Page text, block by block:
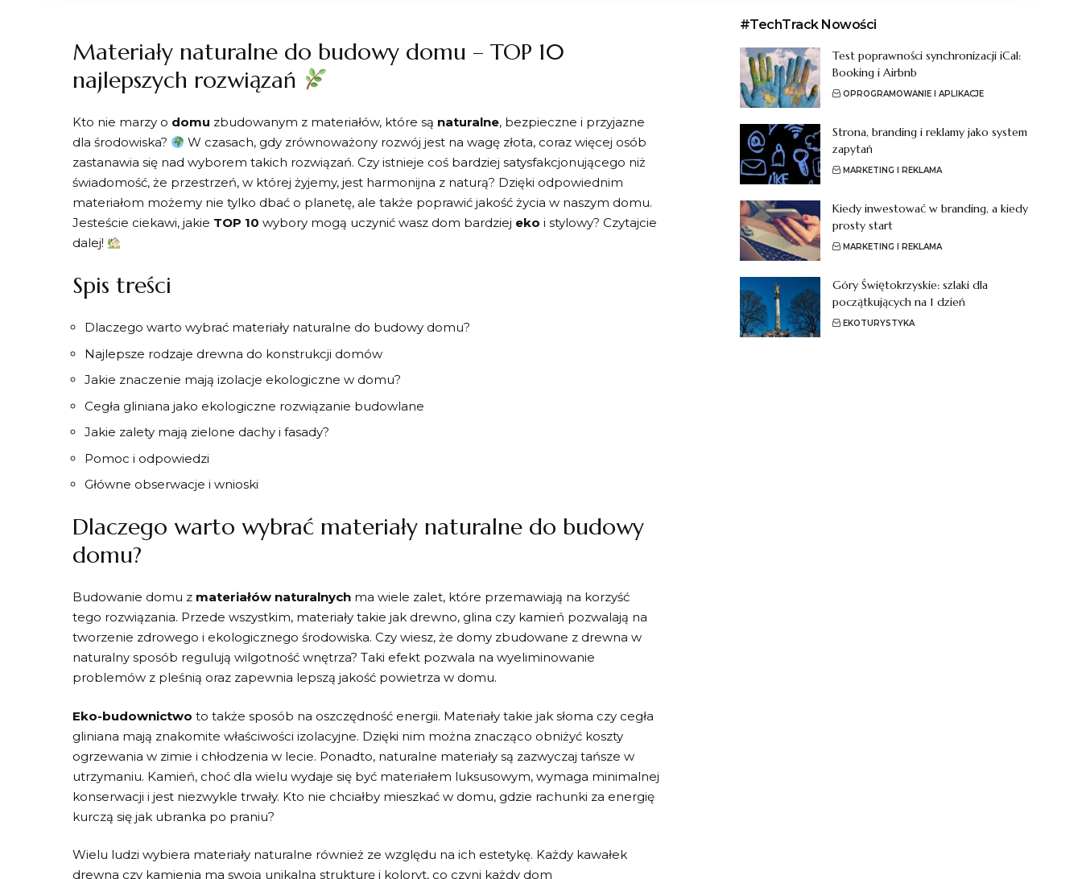
Materiały naturalne do budowy domu – TOP 10
najlepszych rozwiązań
Kto nie marzy​ o domu zbudowanym z⁤ materiałów, które są naturalne, bezpieczne i przyjazne
dla środowiska?
W czasach, gdy zrównoważony ⁢rozwój jest na wagę złota, coraz więcej osób
zastanawia się nad wyborem takich rozwiązań. Czy ⁣istnieje coś bardziej satysfakcjonującego niż
świadomość, że przestrzeń, w której żyjemy, jest harmonijna z​ naturą? Dzięki odpowiednim
materiałom możemy nie tylko dbać⁢ o ‍planetę,‍ ale także​ poprawić jakość ⁢życia w ​naszym domu.
Jesteście ‌ciekawi, jakie TOP 10 ‌wybory mogą uczynić wasz dom bardziej eko i stylowy? Czytajcie
dalej!
Spis treści
Dlaczego warto wybrać⁤ materiały naturalne do budowy domu?
Najlepsze rodzaje drewna ‌do ‍konstrukcji domów
Jakie znaczenie mają​ izolacje ekologiczne w domu?
Cegła⁤ gliniana jako ekologiczne rozwiązanie budowlane
Jakie zalety mają zielone dachy i fasady?
Pomoc i odpowiedzi
Główne obserwacje i wnioski
Dlaczego warto wybrać materiały ‌naturalne ⁢do budowy
domu?
Budowanie domu z materiałów naturalnych ‍ma wiele zalet, które przemawiają na korzyść
tego rozwiązania. Przede wszystkim,⁤ materiały takie jak drewno, ‍glina czy kamień‍ pozwalają na
tworzenie zdrowego i ekologicznego środowiska. Czy wiesz, że domy zbudowane z​ drewna‍ w
naturalny⁢ sposób regulują wilgotność wnętrza? Taki efekt pozwala na wyeliminowanie
problemów z pleśnią‍ oraz zapewnia lepszą jakość powietrza w domu.
Eko-budownictwo to także sposób na oszczędność energii. Materiały⁣ takie jak słoma czy‌ cegła
gliniana mają znakomite właściwości izolacyjne. Dzięki nim⁤ można znacząco obniżyć koszty⁣
ogrzewania‍ w zimie i chłodzenia w lecie. Ponadto, naturalne materiały są zazwyczaj tańsze w
utrzymaniu. Kamień, choć dla wielu wydaje się być materiałem luksusowym, wymaga⁢ minimalnej
konserwacji i jest niezwykle trwały. Kto nie ⁣chciałby mieszkać w‌ domu, gdzie rachunki za energię
kurczą się jak ubranka po praniu?
Wielu ludzi wybiera materiały naturalne ⁤również ze względu ‍na ich estetykę. Każdy kawałek
drewna czy kamienia ‍ma‌ swoją unikalną strukturę i koloryt, co​ czyni każdy dom
#TechTrack Nowości
Test poprawności synchronizacji iCal:
Booking i Airbnb
OPROGRAMOWANIE I APLIKACJE
Strona, branding i reklamy jako system
zapytań
MARKETING I REKLAMA
Kiedy inwestować w branding, a kiedy
prosty start
MARKETING I REKLAMA
Góry Świętokrzyskie: szlaki dla
początkujących na 1 dzień
EKOTURYSTYKA